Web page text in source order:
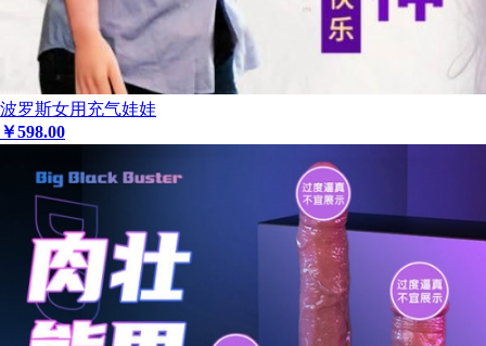
波罗斯女用充气娃娃
￥598.00